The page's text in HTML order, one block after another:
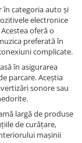
categoria auto și
electronice
oferă o
preferată în
complicate.
în asigurarea
parcare. Aceștia
sonore sau
largă de produse
de curățare,
mașinii